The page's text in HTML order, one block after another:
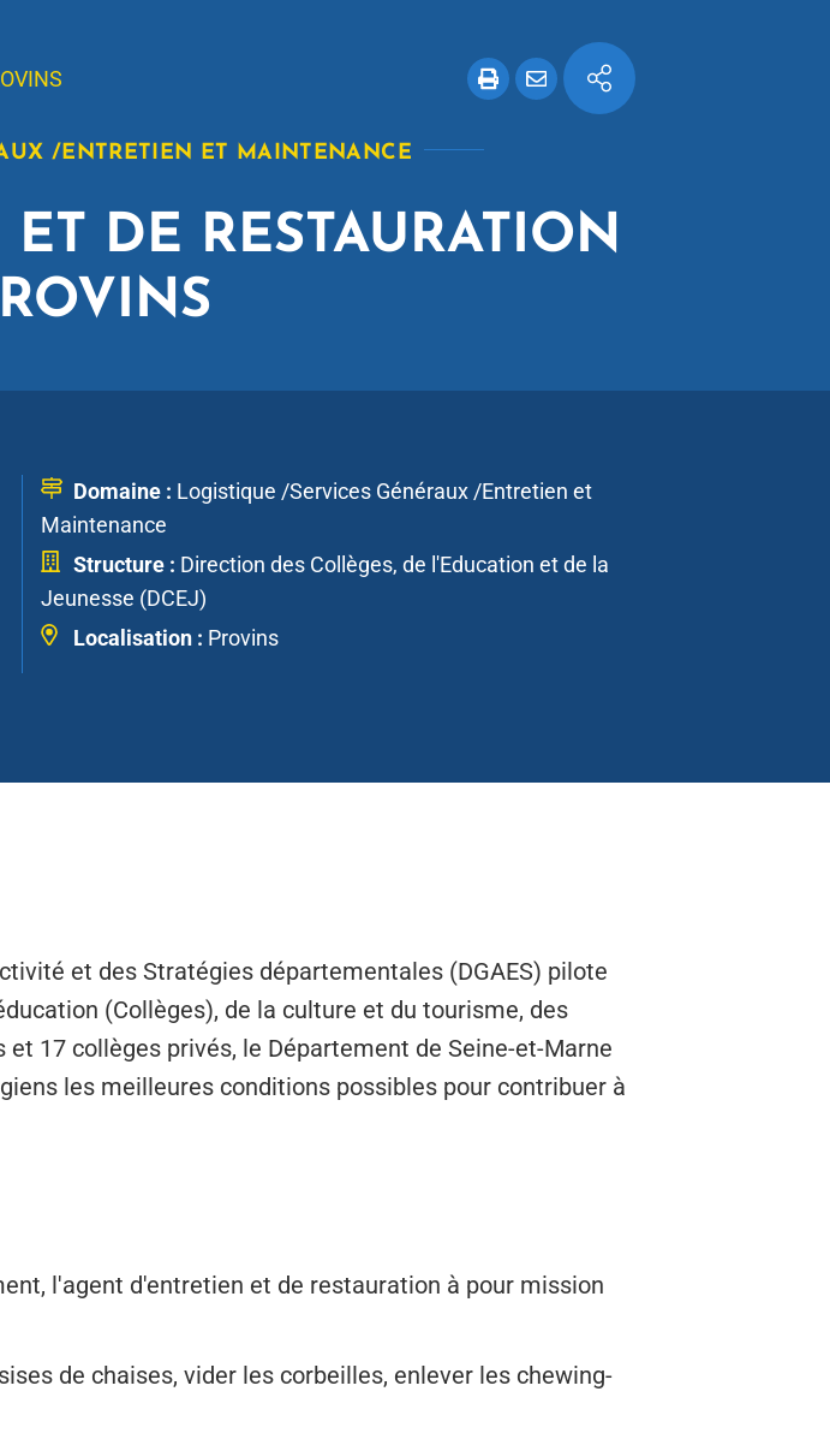
DE RESTAURATION
/ENTRETIEN ET MAINTENANCE
Domaine : Logistique /Services Généraux /Entretien et
Maintenance
Structure : Direction des Collèges, de l'Education et de la
Jeunesse (DCEJ)
Localisation : Provins
et des Stratégies départementales (DGAES) pilote
(Collèges), de la culture et du tourisme, des
17 collèges privés, le Département de Seine-et-Marne
les meilleures conditions possibles pour contribuer à
l'agent d'entretien et de restauration à pour mission
de chaises, vider les corbeilles, enlever les chewing-